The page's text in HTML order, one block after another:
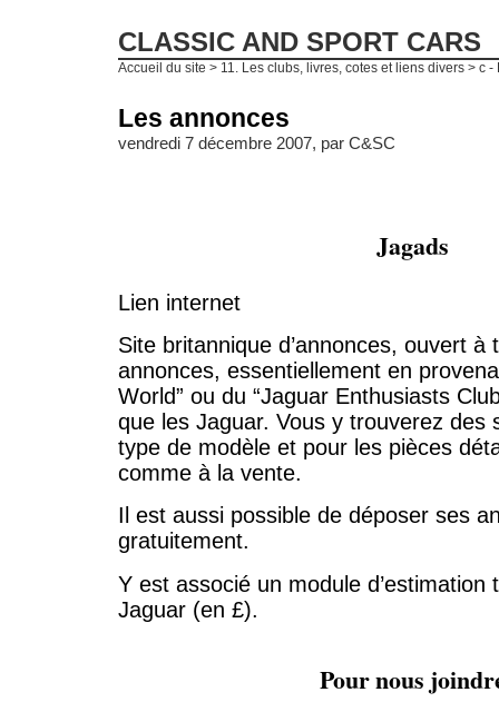
CLASSIC AND SPORT CARS
Accueil du site > 11. Les clubs, livres, cotes et liens divers > c -
Les annonces
vendredi 7 décembre 2007, par C&SC
Jagads
Lien internet
Site britannique d’annonces, ouvert
annonces, essentiellement en
World” ou du “Jaguar Enthusiasts
que les Jaguar. Vous y trouverez des
type de modèle et pour les pièces
comme à la vente.
Il est aussi possible de déposer ses
gratuitement.
Y est associé un module d’estimation
Jaguar (en £).
Pour nous